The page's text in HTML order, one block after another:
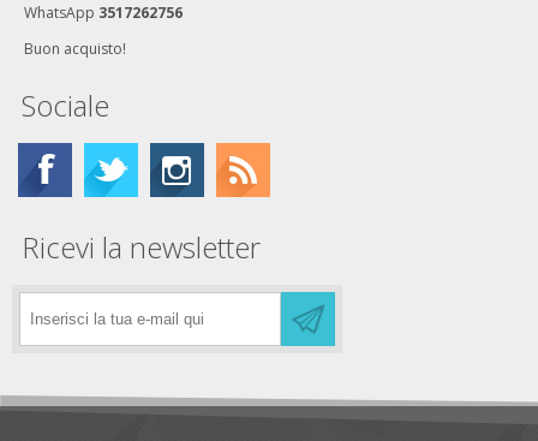
WhatsApp 3517262756
Buon acquisto!
Sociale
Ricevi la newsletter